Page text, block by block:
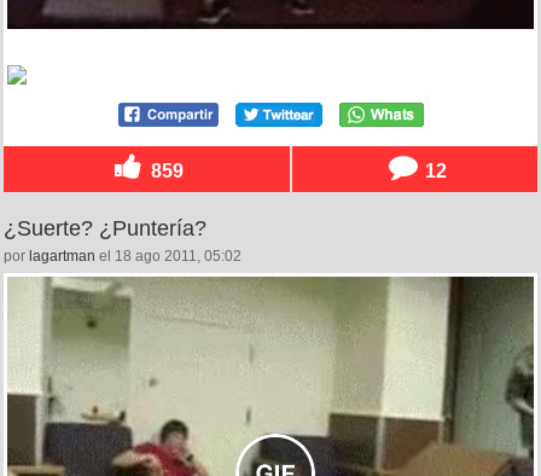
859 12
¿Suerte? ¿Puntería?
por lagartman el 18 ago 2011, 05:02